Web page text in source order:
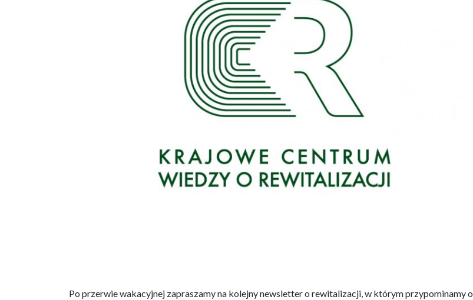
Po przerwie wakacyjnej zapraszamy na kolejny newsletter o rewitalizacji, w którym przypominamy o